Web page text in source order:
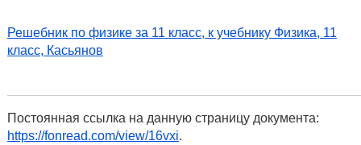
Решебник по физике за 11 класс, к учебнику Физика, 11
класс, Касьянов
Постоянная ссылка на данную страницу документа:
https://fonread.com/view/16vxi.